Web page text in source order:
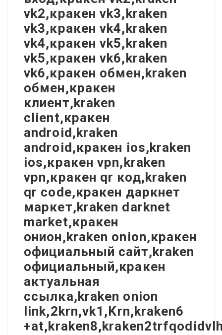
vk2,кракен vk3,kraken
vk3,кракен vk4,kraken
vk4,кракен vk5,kraken
vk5,кракен vk6,kraken
vk6,кракен обмен,kraken
обмен,кракен
клиент,kraken
client,кракен
android,kraken
android,кракен ios,kraken
ios,кракен vpn,kraken
vpn,кракен qr код,kraken
qr code,кракен даркнет
маркет,kraken darknet
market,кракен
онион,kraken onion,кракен
официальный сайт,kraken
официальный,кракен
актуальная
ссылка,kraken onion
link,2krn,vk1,Krn,kraken6